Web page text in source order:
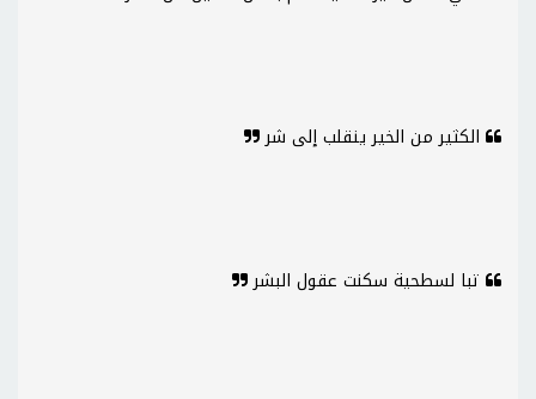
الكثير من الخير ينقلب إلى شر
تبا لسطحية سكنت عقول البشر